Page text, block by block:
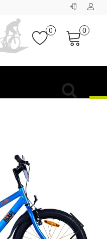
0 0